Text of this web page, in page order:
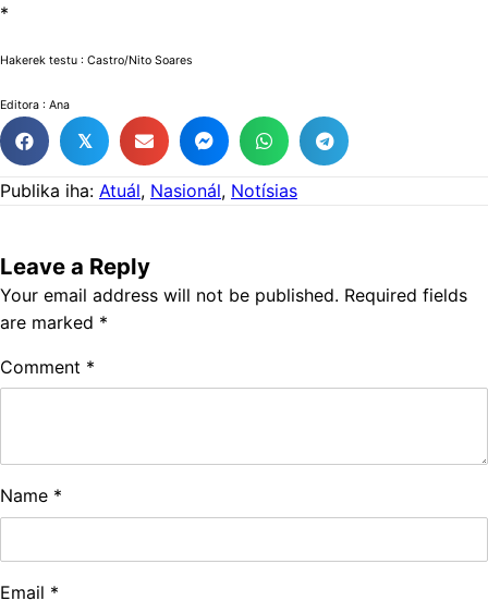
*
Hakerek testu : Castro/Nito Soares
Editora : Ana
𝕏
Publika iha: Atuál, Nasionál, Notísias
Leave a Reply
Your email address will not be published. Required fields
are marked *
Comment *
Name *
Email *